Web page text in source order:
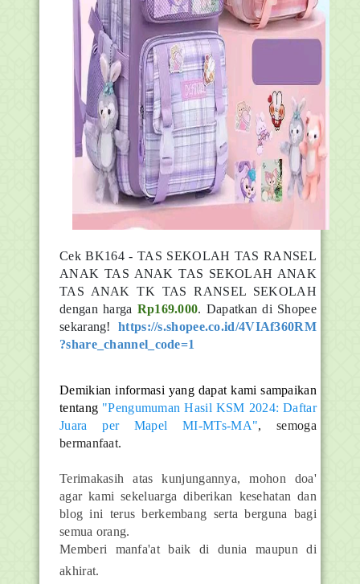
Cek BK164 - TAS SEKOLAH TAS RANSEL
ANAK TAS ANAK TAS SEKOLAH ANAK
TAS ANAK TK TAS RANSEL SEKOLAH
dengan harga Rp169.000. Dapatkan di Shopee
sekarang!https://s.shopee.co.id/4VIAf360RM
?share_channel_code=1
Demikian informasi yang dapat kami sampaikan
tentang "Pengumuman Hasil KSM 2024: Daftar
Juara per Mapel MI-MTs-MA", semoga
bermanfaat.
Terimakasih atas kunjungannya, mohon doa'
agar kami sekeluarga diberikan kesehatan dan
blog ini terus berkembang serta berguna bagi
semua orang.
Memberi manfa'at baik di dunia maupun di
akhirat.